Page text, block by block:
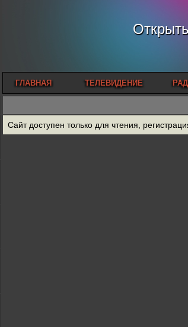
ГЛАВНАЯ ТЕЛЕВИДЕНИЕ
Сайт доступен только для чтения,